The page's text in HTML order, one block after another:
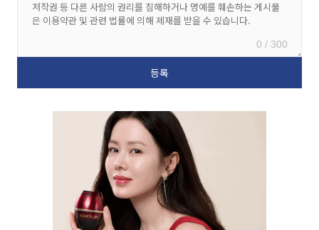
0 / 300